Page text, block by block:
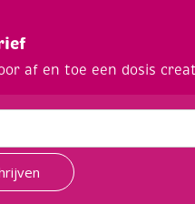
af en toe een dosis